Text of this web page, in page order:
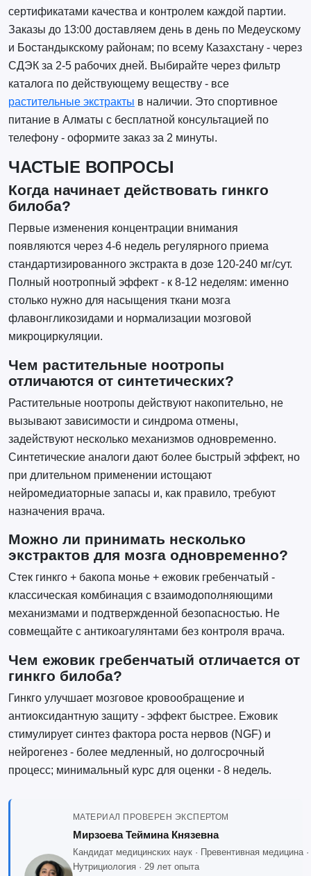
сертификатами качества и контролем каждой партии.
Заказы до 13:00 доставляем день в день по Медеускому
и Бостандыкскому районам; по всему Казахстану - через
СДЭК за 2-5 рабочих дней. Выбирайте через фильтр
каталога по действующему веществу - все
растительные экстракты в наличии. Это спортивное
питание в Алматы с бесплатной консультацией по
телефону - оформите заказ за 2 минуты.
ЧАСТЫЕ ВОПРОСЫ
Когда начинает действовать гинкго
билоба?
Первые изменения концентрации внимания
появляются через 4-6 недель регулярного приема
стандартизированного экстракта в дозе 120-240 мг/сут.
Полный ноотропный эффект - к 8-12 неделям: именно
столько нужно для насыщения ткани мозга
флавонгликозидами и нормализации мозговой
микроциркуляции.
Чем растительные ноотропы
отличаются от синтетических?
Растительные ноотропы действуют накопительно, не
вызывают зависимости и синдрома отмены,
задействуют несколько механизмов одновременно.
Синтетические аналоги дают более быстрый эффект, но
при длительном применении истощают
нейромедиаторные запасы и, как правило, требуют
назначения врача.
Можно ли принимать несколько
экстрактов для мозга одновременно?
Стек гинкго + бакопа монье + ежовик гребенчатый -
классическая комбинация с взаимодополняющими
механизмами и подтвержденной безопасностью. Не
совмещайте с антикоагулянтами без контроля врача.
Чем ежовик гребенчатый отличается от
гинкго билоба?
Гинкго улучшает мозговое кровообращение и
антиоксидантную защиту - эффект быстрее. Ежовик
стимулирует синтез фактора роста нервов (NGF) и
нейрогенез - более медленный, но долгосрочный
процесс; минимальный курс для оценки - 8 недель.
МАТЕРИАЛ ПРОВЕРЕН ЭКСПЕРТОМ
Мирзоева Теймина Князевна
Кандидат медицинских наук · Превентивная медицина ·
Нутрициология · 29 лет опыта